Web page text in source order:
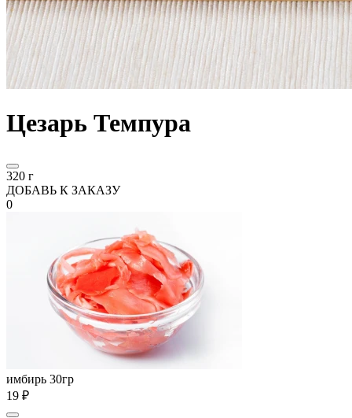
Цезарь Темпура
320 г
ДОБАВЬ К ЗАКАЗУ
0
имбирь 30гр
19 ₽